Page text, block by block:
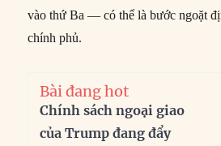
vào thứ Ba — có thể là bước ngoặt
chính phủ.
Bài đang hot
Chính sách ngoại giao
của Trump đang đẩy